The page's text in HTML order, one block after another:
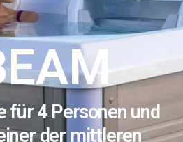
für 4 Personen und
der mittleren